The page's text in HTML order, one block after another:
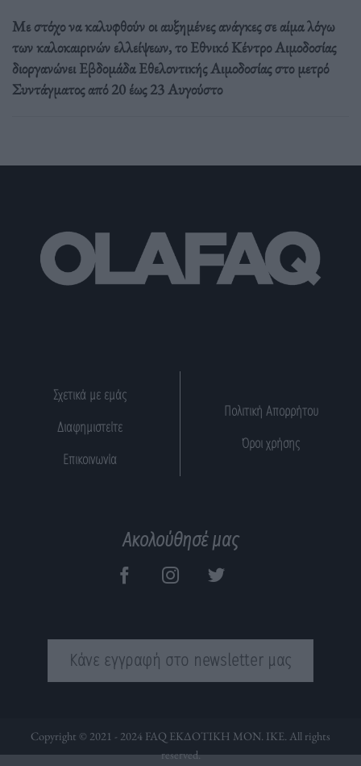
Με στόχο να καλυφθούν οι αυξημένες ανάγκες σε αίμα λόγω
των καλοκαιρινών ελλείψεων, το Εθνικό Κέντρο Αιμοδοσίας
διοργανώνει Εβδομάδα Εθελοντικής Αιμοδοσίας στο μετρό
Συντάγματος από 20 έως 23 Αυγούστο
Σχετικά με εμάς
Διαφημιστείτε
Επικοινωνία
Πολιτική Απορρήτου
Όροι χρήσης
Ακολούθησέ μας
Κάνε εγγραφή στο newsletter μας
Copyright © 2021 - 2024 FAQ ΕΚΔΟΤΙΚΗ ΜΟΝ. ΙΚΕ. All rights
reserved.